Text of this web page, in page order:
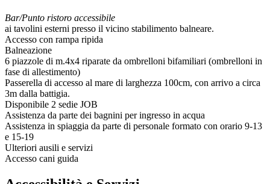
Bar/Punto ristoro accessibile
ai tavolini esterni presso il vicino stabilimento balneare.
Accesso con rampa ripida
Balneazione
6 piazzole di m.4x4 riparate da ombrelloni bifamiliari (ombrelloni in
fase di allestimento)
Passerella di accesso al mare di larghezza 100cm, con arrivo a circa
3m dalla battigia.
Disponibile 2 sedie JOB
Assistenza da parte dei bagnini per ingresso in acqua
Assistenza in spiaggia da parte di personale formato con orario 9-13
e 15-19
Ulteriori ausili e servizi
Accesso cani guida